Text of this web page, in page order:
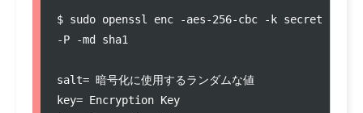
$ sudo openssl enc -aes-256-cbc -k secret
-P -md sha1
salt= 暗号化に使用するランダムな値
key= Encryption Key